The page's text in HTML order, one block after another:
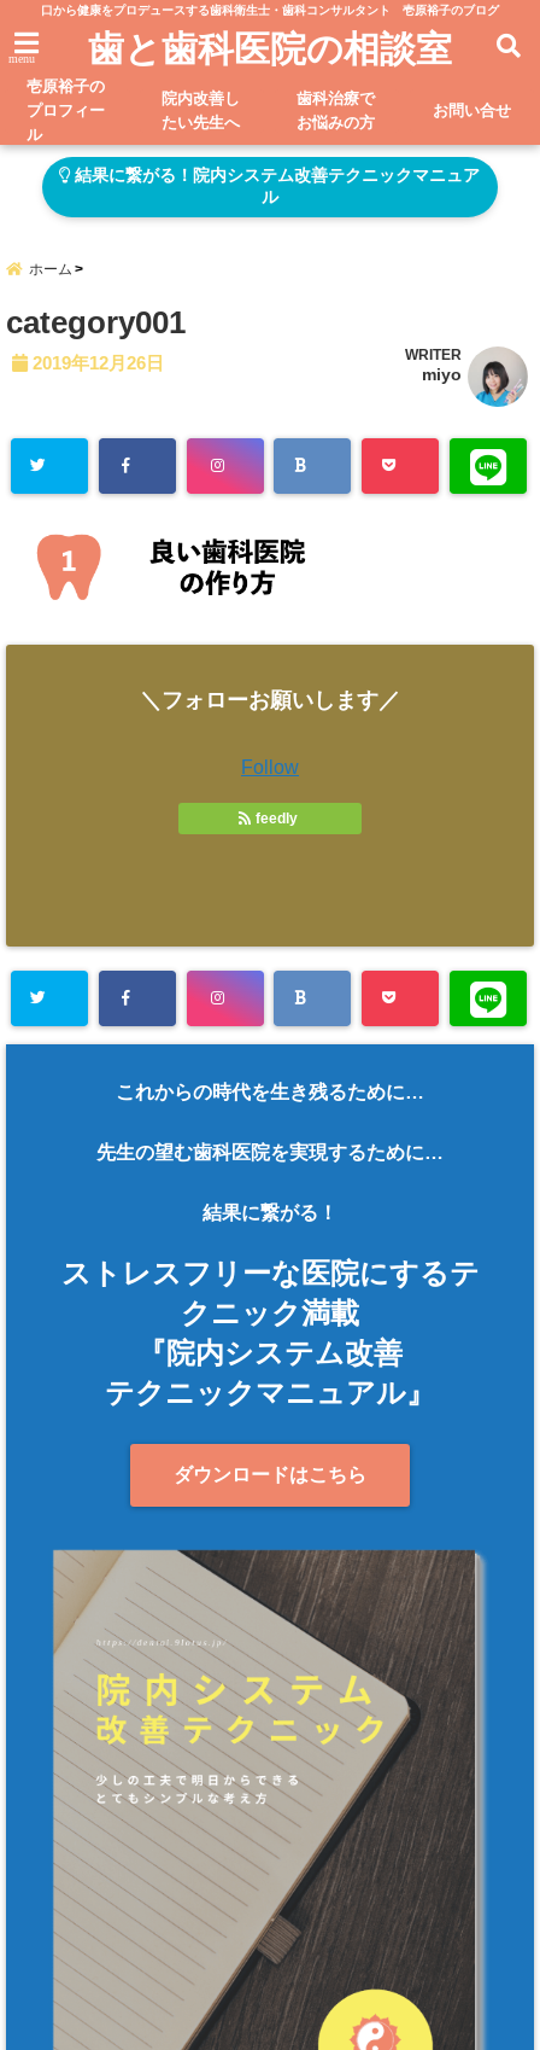
口から健康をプロデュースする歯科衛生士・歯科コンサルタント 壱原裕子のブログ
menu 歯と歯科医院の相談室
壱原裕子の
プロフィー
ル
院内改善し
たい先生へ
歯科治療で
お悩みの方
お問い合せ
結果に繋がる！院内システム改善テクニックマニュア
ル
ホーム
category001
2019年12月26日 WRITER
miyo
＼フォローお願いします／
Follow
feedly
これからの時代を生き残るために…
先生の望む歯科医院を実現するために…
結果に繋がる！
ストレスフリーな医院にするテ
クニック満載
『院内システム改善
テクニックマニュアル』
ダウンロードはこちら